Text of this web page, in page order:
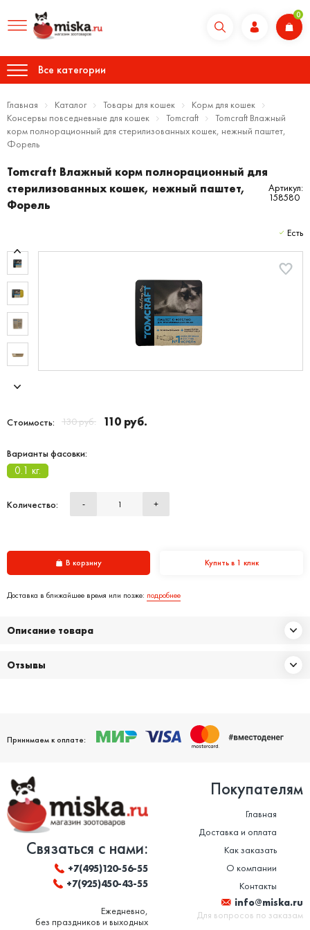
0
Все категории
Главная Каталог Товары для кошек
Корм для кошек
Консервы повседневные для кошек
Tomcraft
Tomcraft Влажный
корм полнорационный для стерилизованных кошек, нежный паштет,
Форель
Tomcraft Влажный корм полнорационный для
стерилизованных кошек, нежный паштет,
Форель
Артикул:
158580
Есть
Стоимость: 130 руб. 110 руб.
Варианты фасовки:
0.1 кг.
Количество: - +
В корзину Купить в 1 клик
Доставка в ближайшее время или позже: подробнее
Описание товара
Отзывы
Принимаем к оплате:
Связаться с нами:
+7(495)120-56-55
+7(925)450-43-55
Ежедневно,
без праздников и выходных
Покупателям
Главная
Доставка и оплата
Как заказать
О компании
Контакты
info@miska.ru
Для вопросов по заказам